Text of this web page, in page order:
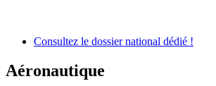
Consultez le dossier national dédié !
Aéronautique